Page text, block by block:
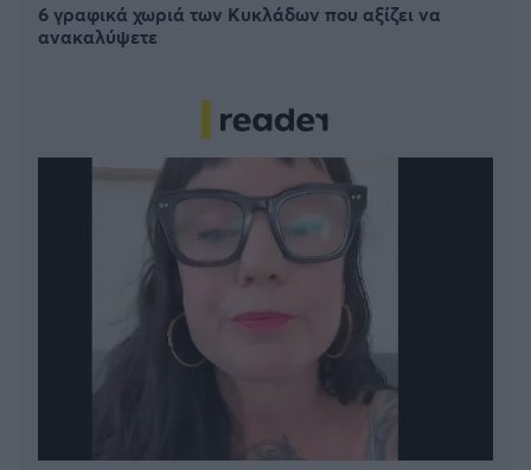
6 γραφικά χωριά των Κυκλάδων που αξίζει να
ανακαλύψετε